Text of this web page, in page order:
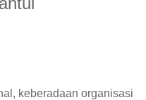
keberadaan organisasi